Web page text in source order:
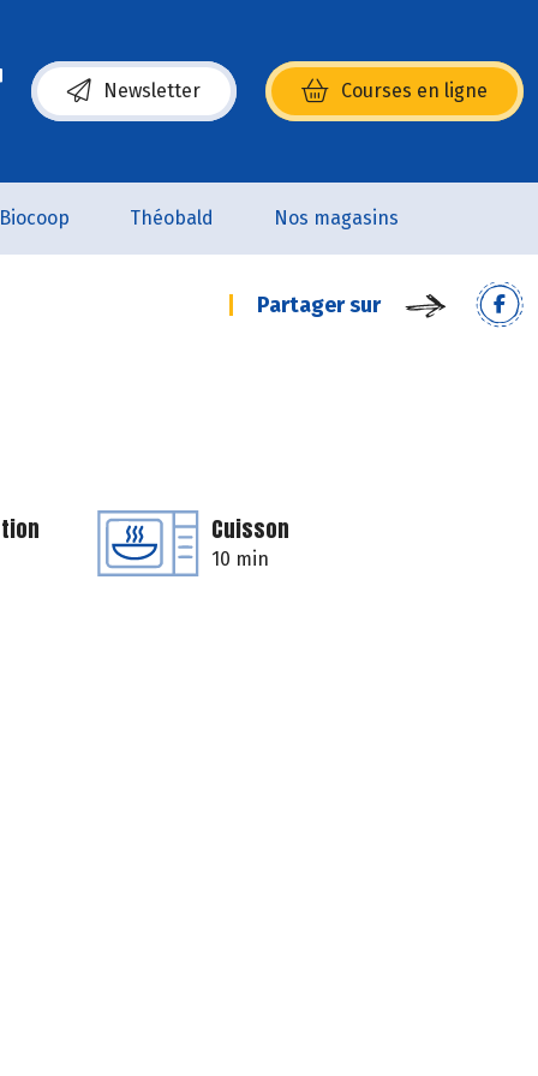
Newsletter Courses en ligne
(s’ouvre dans une nouvelle fenêtre)
Théobald Nos magasins
Partager sur
Cuisson
10 min